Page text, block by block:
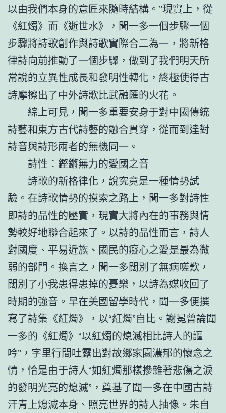
以由我們本身的意匠來隨時結構。”現實上，從
《紅燭》而《逝世水》，聞一多一個步驟一個
步驟將詩歌創作與詩歌實際合二為一，將新格
律詩向前推動了一個步驟，做到了我們明天所
常說的立異性成長和發明性轉化，終極使得古
詩摩擦出了中外詩歌比武融匯的火花。
綜上可見，聞一多重要安身于對中國傳統
詩藝和東方古代詩藝的融合貫穿，從而到達對
詩音與詩形兩者的無機同一。
詩性：鏗鏘無力的愛國之音
詩歌的新格律化，說究竟是一種情勢試
驗。在詩歌情勢的摸索之路上，聞一多對詩性
即詩的品性的壓實，現實大將內在的事務與情
勢較好地聯合起來了。以詩的品性而言，詩人
對國度、平易近族、國民的癡心之愛是最為微
弱的部門。換言之，聞一多闊別了無病嗟歎，
闊別了小我患得患掉的憂樂，以詩為媒收回了
時期的強音。早在美國留學時代，聞一多便撰
寫了詩集《紅燭》，以“紅燭”自比。謝冕曾論聞
一多的《紅燭》“以紅燭的熄滅相比詩人的謳
吟”，字里行間吐露出對故鄉家園濃郁的懷念之
情，恰是由于詩人“如紅燭那樣摻雜著悲傷之淚
的發明光亮的熄滅”，奠基了聞一多在中國古詩
汗青上熄滅本身、照亮世界的詩人抽像。朱自